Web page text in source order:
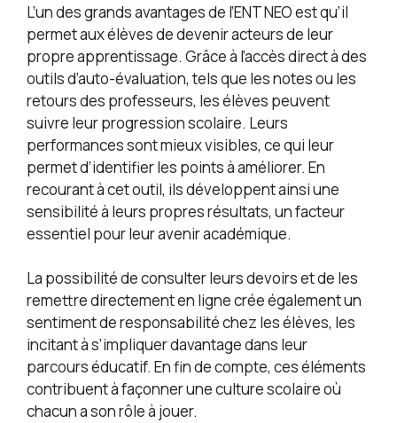
L’un des grands avantages de l’ENT NEO est qu’il
permet aux élèves de devenir acteurs de leur
propre apprentissage. Grâce à l’accès direct à des
outils d’auto-évaluation, tels que les notes ou les
retours des professeurs, les élèves peuvent
suivre leur progression scolaire. Leurs
performances sont mieux visibles, ce qui leur
permet d’identifier les points à améliorer. En
recourant à cet outil, ils développent ainsi une
sensibilité à leurs propres résultats, un facteur
essentiel pour leur avenir académique.
La possibilité de consulter leurs devoirs et de les
remettre directement en ligne crée également un
sentiment de responsabilité chez les élèves, les
incitant à s’impliquer davantage dans leur
parcours éducatif. En fin de compte, ces éléments
contribuent à façonner une culture scolaire où
chacun a son rôle à jouer.